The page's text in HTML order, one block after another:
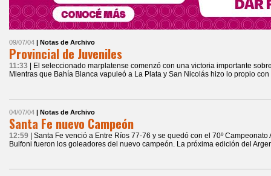
09/07/04 | Notas de Archivo
Provincial de Juveniles
11:33
| El seleccionado marplatense comenzó con una victoria importante
Mientras que Bahía Blanca vapuleó a La Plata y San Nicolás hizo lo propio
04/07/04 | Notas de Archivo
Santa Fe nuevo Campeón
12:59
| Santa Fe venció a Entre Ríos 77-76 y se quedó con el 70º
Bulfoni fueron los goleadores del nuevo campeón. La próxima edición del